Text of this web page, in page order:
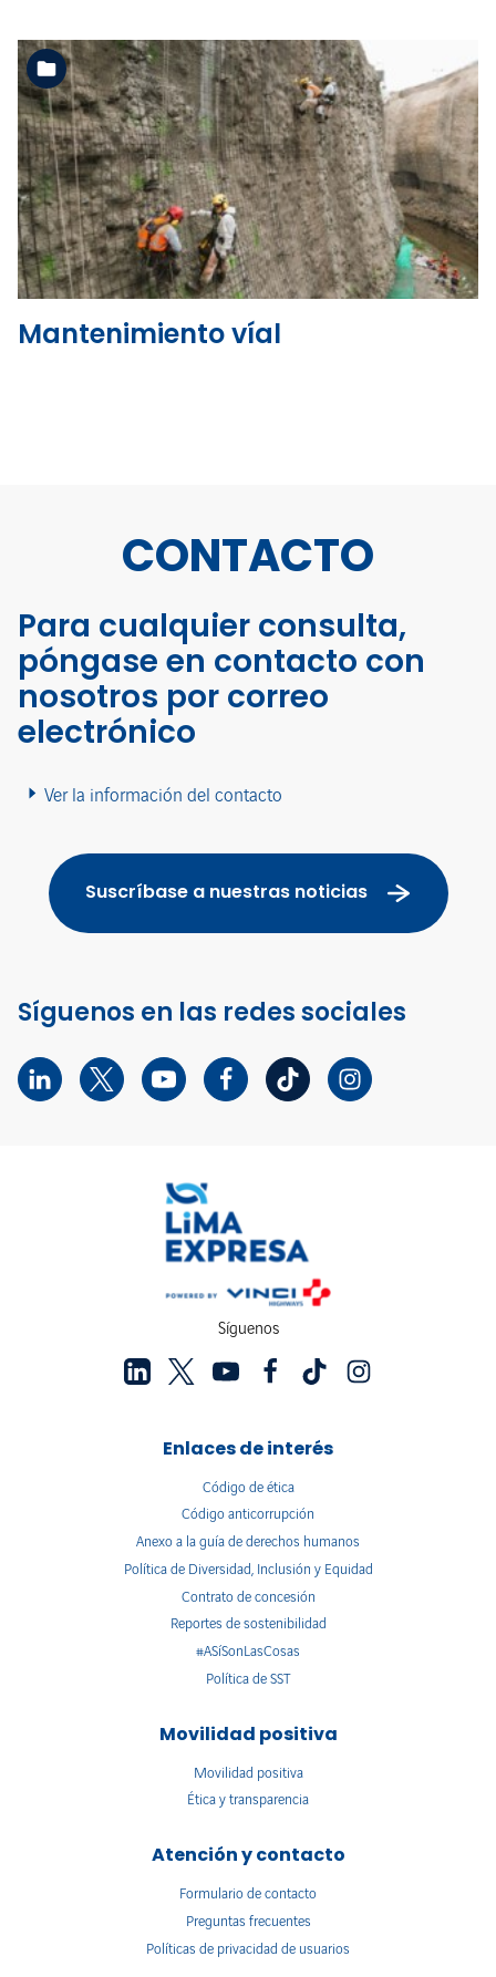
Ver la carpeta
Mantenimiento víal
CONTACTO
Para cualquier consulta,
póngase en contacto con
nosotros por correo
electrónico
Ver la información del contacto
Suscríbase a nuestras noticias
Síguenos en las redes sociales
Síguenos
Enlaces de interés
Código de ética
Código anticorrupción
Anexo a la guía de derechos humanos
Política de Diversidad, Inclusión y Equidad
Contrato de concesión
Reportes de sostenibilidad
#ASíSonLasCosas
Política de SST
Movilidad positiva
Movilidad positiva
Ética y transparencia
Atención y contacto
Formulario de contacto
Preguntas frecuentes
Políticas de privacidad de usuarios